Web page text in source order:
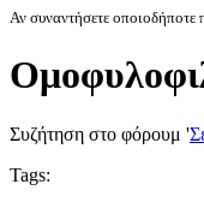
Αν συναντήσετε
Συζήτηση στο φόρουμ '
Tags: